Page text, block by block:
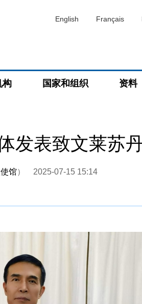
English Français
构 国家和组织 资料
发表致文莱苏
馆） 2025-07-15 15:14